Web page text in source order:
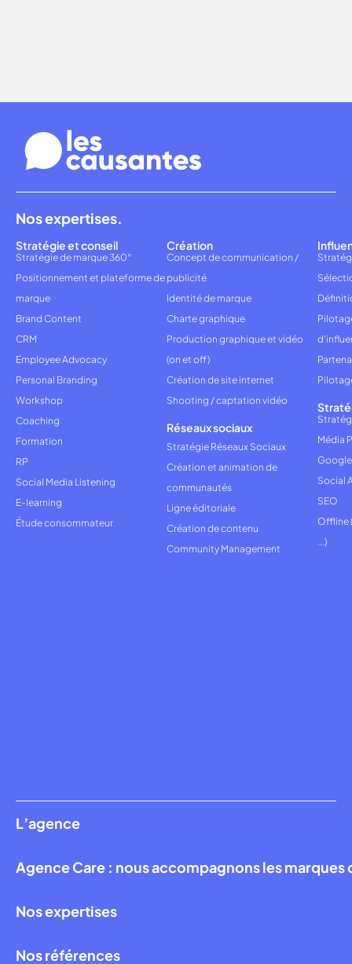
L’agence
Agence Care : nous accompagnons les
Nos expertises
Nos références
Nos expertises.
Stratégie et conseil
Stratégie de marque 360°
Positionnement et plateforme de
marque
Brand Content
CRM
Employee Advocacy
Personal Branding
Workshop
Coaching
Formation
RP
Social Media Listening
E-learning
Étude consommateur
Création
Concept de communication /
publicité
Identité de marque
Charte graphique
Production graphique et vidéo
(on et off)
Création de site internet
Shooting / captation vidéo
Réseaux sociaux
Stratégie Réseaux Sociaux
Création et animation de
communautés
Ligne éditoriale
Création de contenu
Community Management
Média
Social
SEO
Offline
...)